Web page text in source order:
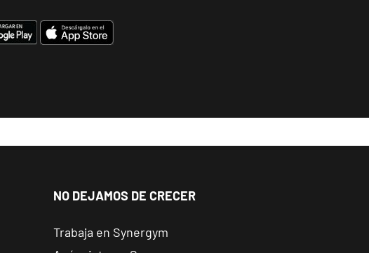
NO DEJAMOS DE CRECER
Trabaja en Synergym